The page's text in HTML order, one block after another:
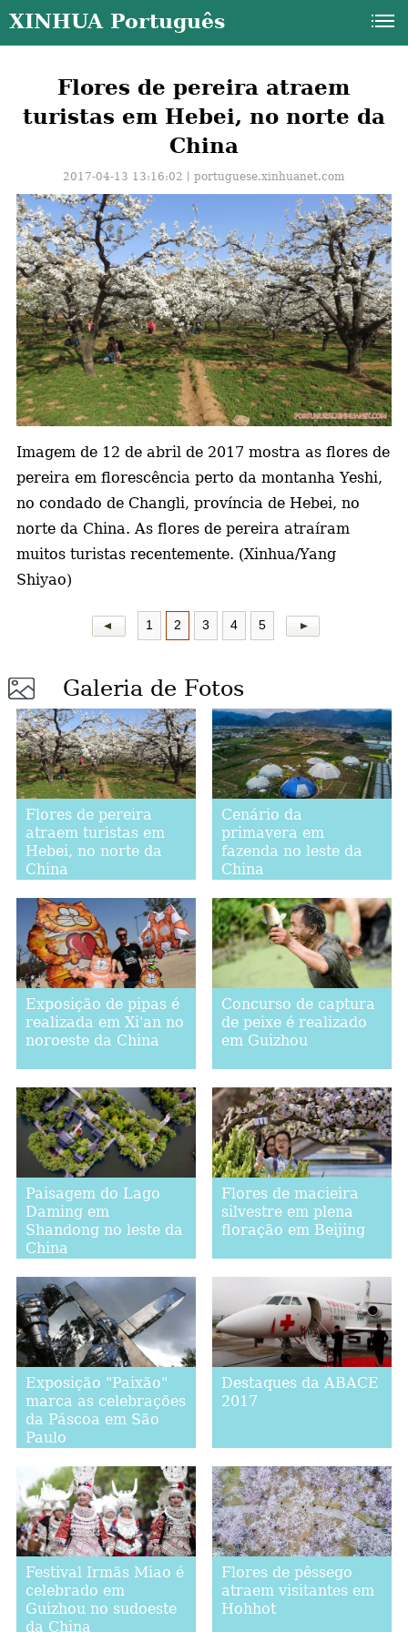
XINHUA Português
Flores de pereira atraem
turistas em Hebei, no norte da
China
2017-04-13 13:16:02丨portuguese.xinhuanet.com
Imagem de 12 de abril de 2017 mostra as flores de
pereiraem florescência perto da montanha Yeshi,
no condado de Changli, província de Hebei, no
norte da China. As flores de pereira atraíram
muitos turistas recentemente. (Xinhua/Yang
Shiyao)
1 2 3 4 5
Galeria de Fotos
Flores de pereira
atraem turistas em
Hebei, no norte da
China
Cenário da
primavera em
fazenda no leste da
China
Exposição de pipas é
realizada em Xi'an no
noroeste da China
Concurso de captura
de peixe é realizado
em Guizhou
Paisagem do Lago
Daming em
Shandong no leste da
China
Flores de macieira
silvestre em plena
floração em Beijing
Exposição "Paixão"
marca as celebrações
da Páscoa em São
Paulo
Destaques da ABACE
2017
Festival Irmãs Miao é
celebrado em
Guizhou no sudoeste
da China
Flores de pêssego
atraem visitantes em
Hohhot